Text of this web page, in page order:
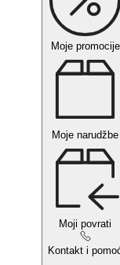
Moje promocije
Moje narudžbe
Moji povrati
Kontakt i